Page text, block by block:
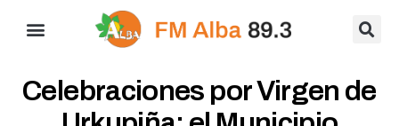
Celebraciones por Virgen de